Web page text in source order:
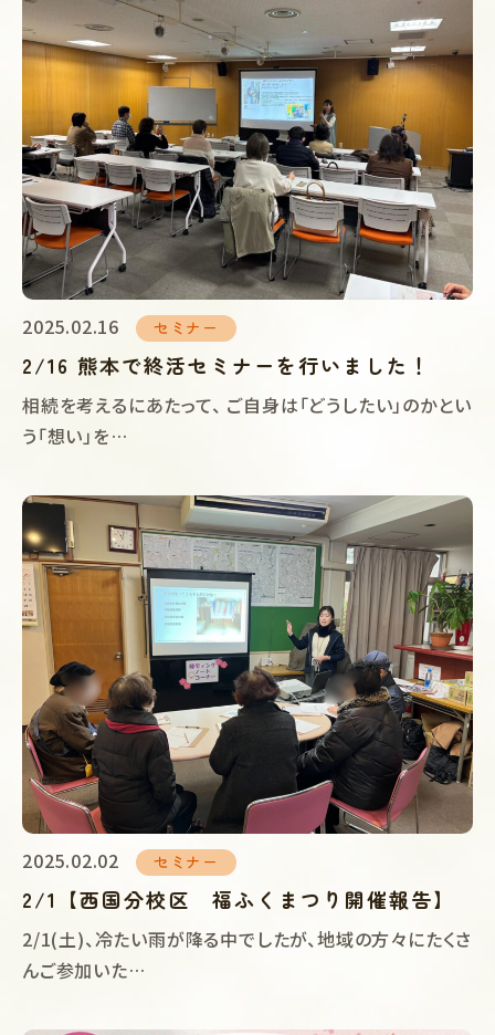
2025.02.16 セミナー
2/16 熊本で終活セミナーを行いました！
相続を考えるにあたって、 ご自身は「どうしたい」のかとい
う「想い」を…
2025.02.02 セミナー
2/1【西国分校区 福ふくまつり開催報告】
2/1(土)、冷たい雨が降る中でしたが、地域の方々にたくさ
んご参加いた…